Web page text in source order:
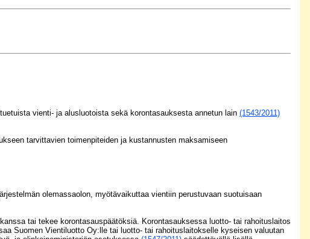
vienti- ja alusluotoista sekä korontasauksesta annetun lain (1543/2011)
tarvittavien toimenpiteiden ja kustannusten maksamiseen
olemassaolon, myötävaikuttaa vientiin perustuvaan suotuisaan
tai tekee korontasauspäätöksiä. Korontasauksessa luotto- tai rahoituslaitos
Suomen Vientiluotto Oy:lle tai luotto- tai rahoituslaitokselle kyseisen valuutan